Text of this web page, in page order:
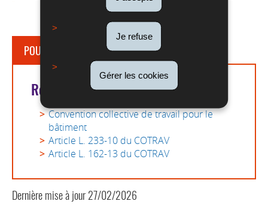
Je refuse
Gérer les cookies
POUR EN SAVOIR PLUS
Références légales
Convention collective de travail pour le
bâtiment
Article L. 233-10 du COTRAV
Article L. 162-13 du COTRAV
Dernière mise à jour27/02/2026